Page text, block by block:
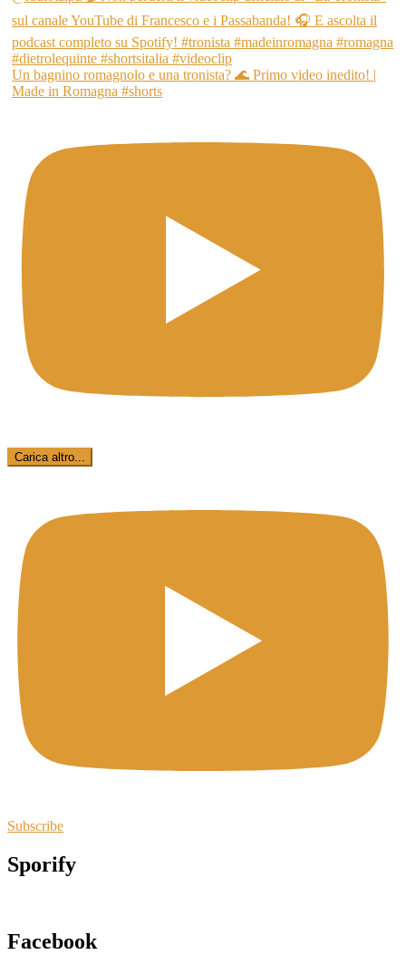
Un bagnino romagnolo e una tronista? 🌊 Primo video inedito! |
Made in Romagna #shorts
Carica altro...
Subscribe
Sporify
Facebook